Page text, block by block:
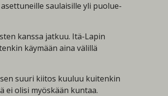
saulaisille yli puolue-
kanssa jatkuu. Itä-Lapin
käymään aina välillä
suuri kiitos kuuluu kuitenkin
ei olisi myöskään kuntaa.